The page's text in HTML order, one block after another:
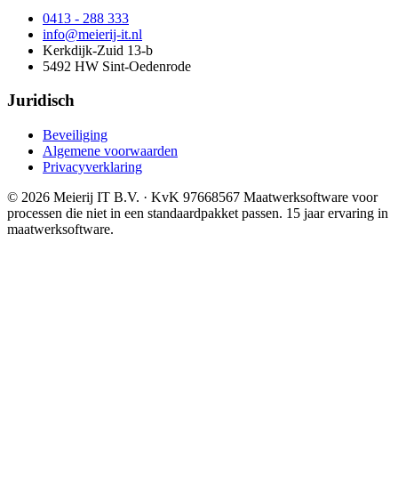
0413 - 288 333
info@meierij-it.nl
Kerkdijk-Zuid 13-b
5492 HW Sint-Oedenrode
Juridisch
Beveiliging
Algemene voorwaarden
Privacyverklaring
© 2026 Meierij IT B.V. · KvK 97668567 Maatwerksoftware voor
processen die niet in een standaardpakket passen. 15 jaar ervaring in
maatwerksoftware.